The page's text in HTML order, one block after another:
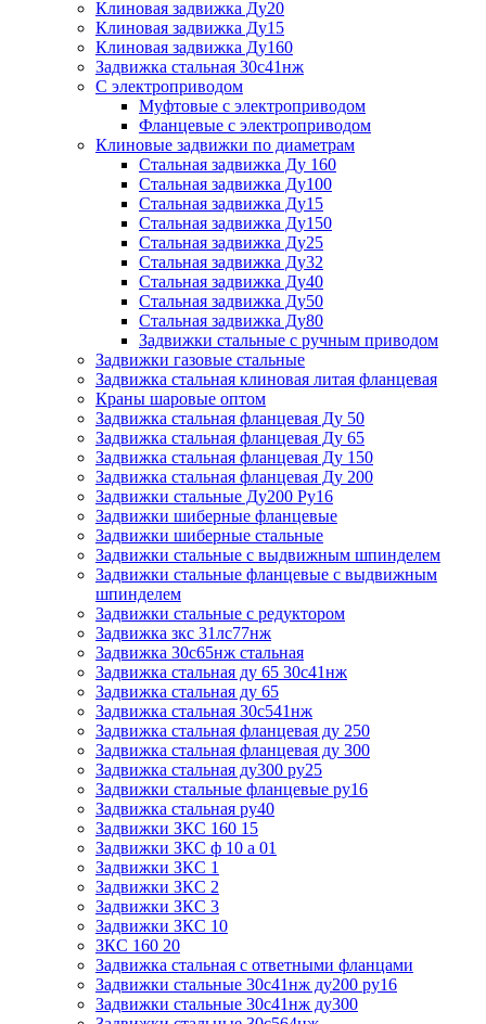
Клиновая задвижка Ду20
Клиновая задвижка Ду15
Клиновая задвижка Ду160
Задвижка стальная 30с41нж
С электроприводом
Муфтовые с электроприводом
Фланцевые с электроприводом
Клиновые задвижки по диаметрам
Стальная задвижка Ду 160
Стальная задвижка Ду100
Стальная задвижка Ду15
Стальная задвижка Ду150
Стальная задвижка Ду25
Стальная задвижка Ду32
Стальная задвижка Ду40
Стальная задвижка Ду50
Стальная задвижка Ду80
Задвижки стальные с ручным приводом
Задвижки газовые стальные
Задвижка стальная клиновая литая фланцевая
Краны шаровые оптом
Задвижка стальная фланцевая Ду 50
Задвижка стальная фланцевая Ду 65
Задвижка стальная фланцевая Ду 150
Задвижка стальная фланцевая Ду 200
Задвижки стальные Ду200 Ру16
Задвижки шиберные фланцевые
Задвижки шиберные стальные
Задвижки стальные с выдвижным шпинделем
Задвижки стальные фланцевые с выдвижным
шпинделем
Задвижки стальные с редуктором
Задвижка зкс 31лс77нж
Задвижка 30с65нж стальная
Задвижка стальная ду 65 30с41нж
Задвижка стальная ду 65
Задвижка стальная 30с541нж
Задвижка стальная фланцевая ду 250
Задвижка стальная фланцевая ду 300
Задвижка стальная ду300 ру25
Задвижки стальные фланцевые ру16
Задвижка стальная ру40
Задвижки ЗКС 160 15
Задвижки ЗКС ф 10 а 01
Задвижки ЗКС 1
Задвижки ЗКС 2
Задвижки ЗКС 3
Задвижки ЗКС 10
ЗКС 160 20
Задвижка стальная с ответными фланцами
Задвижки стальные 30с41нж ду200 ру16
Задвижки стальные 30с41нж ду300